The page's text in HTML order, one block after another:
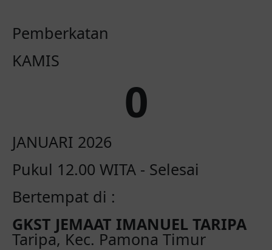
Pemberkatan
KAMIS
0
JANUARI 2026
Pukul 12.00 WITA - Selesai
Bertempat di :
GKST JEMAAT IMANUEL TARIPA
Taripa, Kec. Pamona Timur